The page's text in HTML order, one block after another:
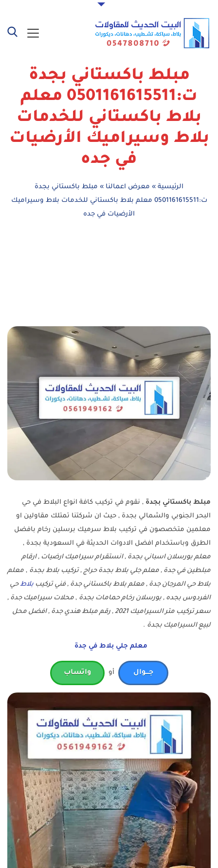
مبلط باكستاني بجدة
ت:0501161615511 معلم
بلاط باكستاني للخدمات
بلاط وسيراميك الأرضيات
في جده
الرئيسية » معرض اعمالنا » مبلط باكستاني بجدة
ت:0501161615511 معلم بلاط باكستاني للخدمات بلاط وسيراميك
الأرضيات في جده
مبلط باكستاني بجدة , نقوم في تركيب كافة انواع البلاط في حي
البحر الجنوبي والشمالي بجدة , حيث ان شركتنا تمتلك مقاولين او
معلمين متخصصون في تركيب بلاط سرميك برسلين رخام بافضل
الطرق وباستخدام افضل الادوات الحديثة في السعودية بجدة ,
معلم بورسلان اسباني بجدة , انستقرام سيراميك ارضيات , ارقام
مبلطين في جدة , معلم جلي بلاط بجدة حراج , تركيب بلاط بجدة , معلم
بلاط حي المرجان جدة , معلم بلاط باكستاني جدة , فني تركيب بلاطحي
الفردوس بجده , بورسلان رخام حمامات بجدة , محلات سيراميك جدة ,
سعر تركيب متر السيراميك 2021 , رقم مبلط هندي جدة , افضل محل
لبيع السيراميك بجدة .
معلم جلي بلاط في جدة
جـــوال أو واتساب